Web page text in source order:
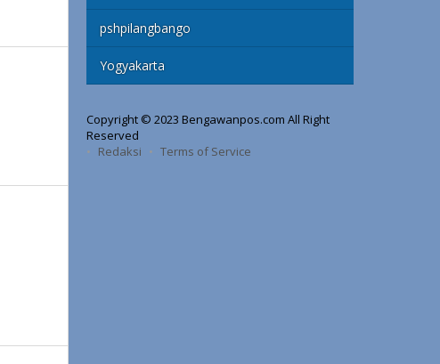
pshpilangbango
Yogyakarta
Copyright © 2023 Bengawanpos.com All Right
Reserved
Redaksi
Terms of Service